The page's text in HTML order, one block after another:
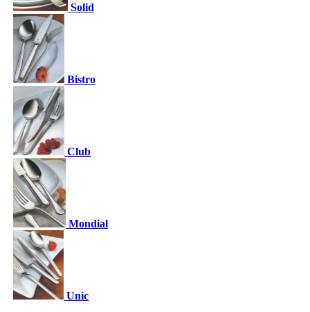
Solid
Bistro
Club
Mondial
Unic